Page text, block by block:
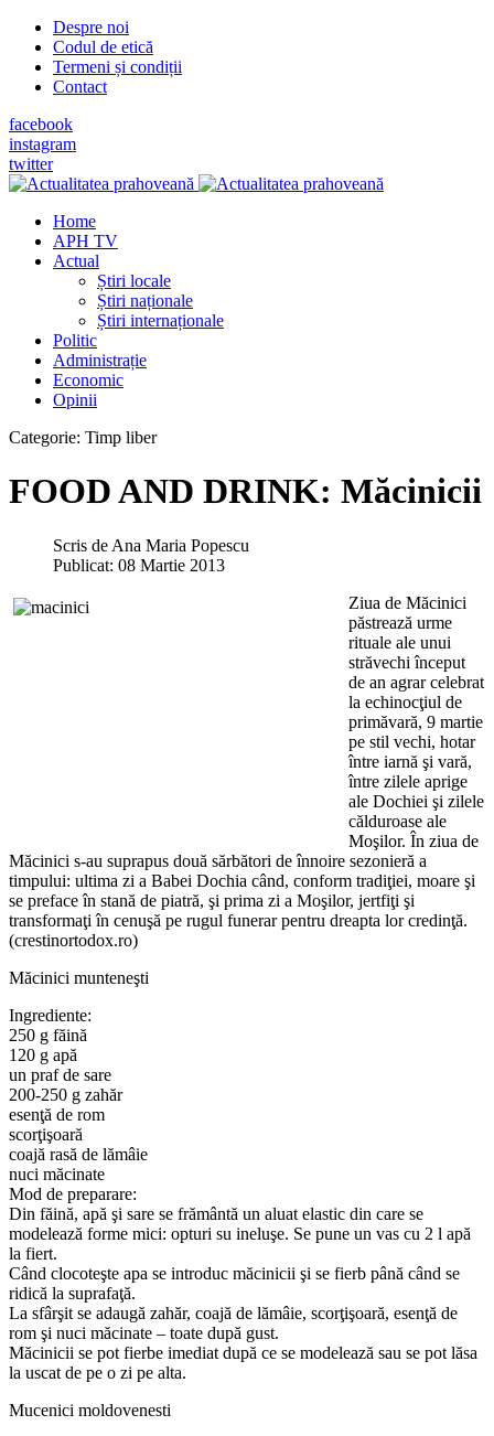
Despre noi
Codul de etică
Termeni și condiții
Contact
facebook
instagram
twitter
Home
APH TV
Actual
Știri locale
Știri naționale
Știri internaționale
Politic
Administrație
Economic
Opinii
Categorie: Timp liber
FOOD AND DRINK: Măcinicii
Scris de Ana Maria Popescu
Publicat: 08 Martie 2013
Ziua de Măcinici
păstrează urme
rituale ale unui
străvechi început
de an agrar celebrat
la echinocţiul de
primăvară, 9 martie
pe stil vechi, hotar
între iarnă şi vară,
între zilele aprige
ale Dochiei şi zilele
călduroase ale
Moşilor. În ziua de
Măcinici s-au suprapus două sărbători de înnoire sezonieră a
timpului: ultima zi a Babei Dochia când, conform tradiţiei, moare şi
se preface în stană de piatră, şi prima zi a Moşilor, jertfiţi şi
transformaţi în cenuşă pe rugul funerar pentru dreapta lor credinţă.
(crestinortodox.ro)
Măcinici munteneşti
Ingrediente:
250 g făină
120 g apă
un praf de sare
200-250 g zahăr
esenţă de rom
scorţişoară
coajă rasă de lămâie
nuci măcinate
Mod de preparare:
Din făină, apă şi sare se frământă un aluat elastic din care se
modelează forme mici: opturi su ineluşe. Se pune un vas cu 2 l apă
la fiert.
Când clocoteşte apa se introduc măcinicii şi se fierb până când se
ridică la suprafaţă.
La sfârşit se adaugă zahăr, coajă de lămâie, scorţişoară, esenţă de
rom şi nuci măcinate – toate după gust.
Măcinicii se pot fierbe imediat după ce se modelează sau se pot lăsa
la uscat de pe o zi pe alta.
Mucenici moldovenesti